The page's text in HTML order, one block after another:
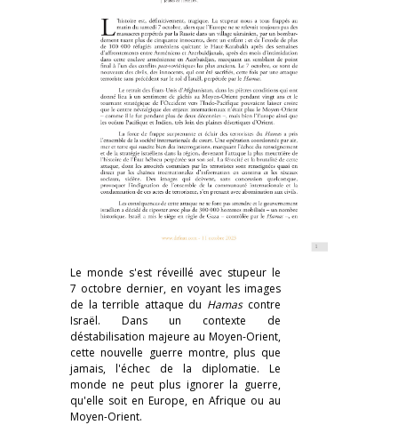
Le monde s'est réveillé avec stupeur le
7 octobre dernier, en voyant les images
de la terrible attaque du Hamascontre
Israël. Dans un contexte de
déstabilisation majeure au Moyen-Orient,
cette nouvelle guerre montre, plus que
jamais, l'échec de la diplomatie. Le
monde ne peut plus ignorer la guerre,
qu'elle soit en Europe, en Afrique ou au
Moyen-Orient.